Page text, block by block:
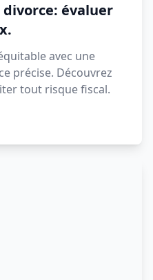
évaluer
avec une
précise. Découvrez
tout risque fiscal.